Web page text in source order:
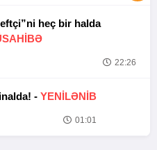
heç bir halda
22:26
- YENİLƏNİB
01:01